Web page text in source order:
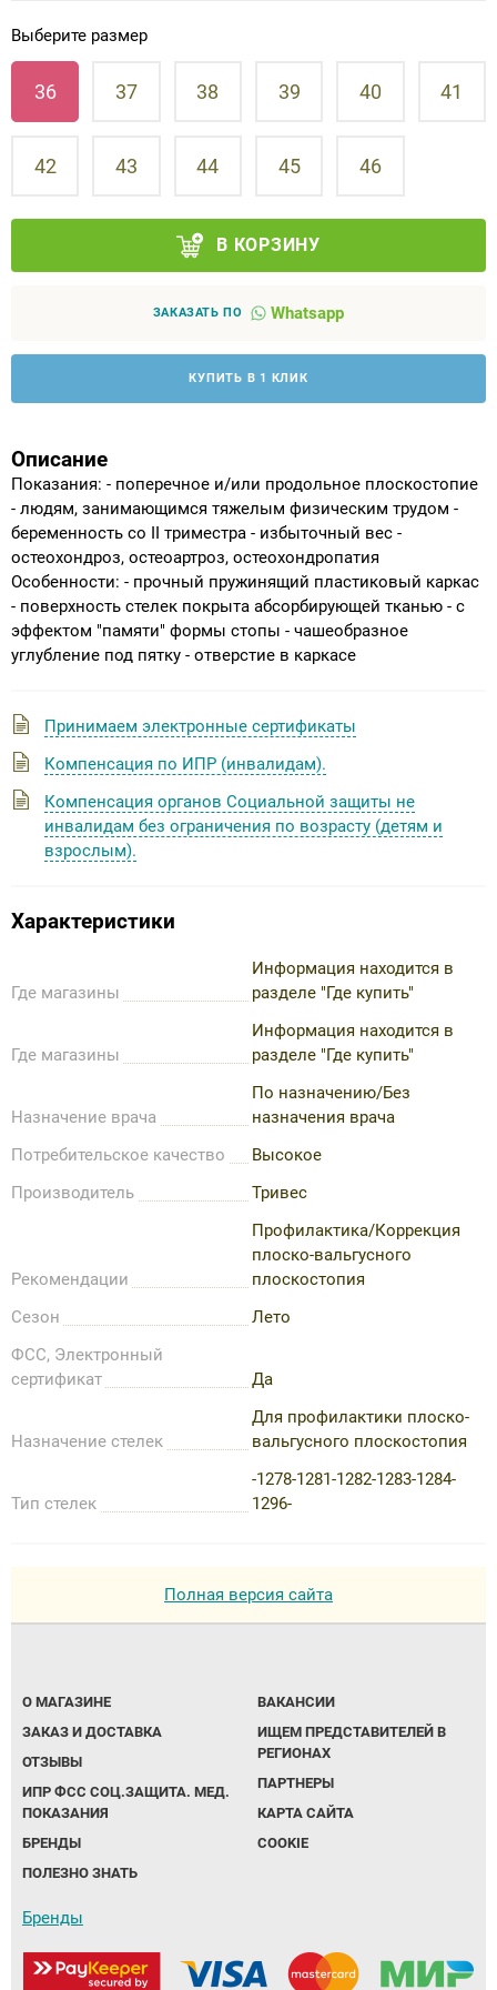
Выберите размер
36 37 38 39 40 41
42 43 44 45 46
В КОРЗИНУ
ЗАКАЗАТЬ ПО Whatsapp
КУПИТЬ В 1 КЛИК
Описание
Показания: - поперечное и/или продольное плоскостопие
- людям, занимающимся тяжелым физическим трудом -
беременность со II триместра - избыточный вес -
остеохондроз, остеоартроз, остеохондропатия
Особенности: - прочный пружинящий пластиковый каркас
- поверхность стелек покрыта абсорбирующей тканью - с
эффектом "памяти" формы стопы - чашеобразное
углубление под пятку - отверстие в каркасе
Принимаем электронные сертификаты
Компенсация по ИПР (инвалидам).
Компенсация органов Социальной защиты не
инвалидам без ограничения по возрасту (детям и
взрослым).
Характеристики
Где магазины
Информация находится в
разделе "Где купить"
Где магазины
Информация находится в
разделе "Где купить"
Назначение врача
По назначению/Без
назначения врача
Потребительское качество
Высокое
Производитель
Тривес
Рекомендации
Профилактика/Коррекция
плоско-вальгусного
плоскостопия
Сезон
Лето
ФСС, Электронный
сертификат
Да
Назначение стелек
Для профилактики плоско-
вальгусного плоскостопия
Тип стелек
-1278-1281-1282-1283-1284-
1296-
Полная версия сайта
О МАГАЗИНЕ
ЗАКАЗ И ДОСТАВКА
ОТЗЫВЫ
ИПР ФСС СОЦ.ЗАЩИТА. МЕД.
ПОКАЗАНИЯ
БРЕНДЫ
ПОЛЕЗНО ЗНАТЬ
ВАКАНСИИ
ИЩЕМ ПРЕДСТАВИТЕЛЕЙ В
РЕГИОНАХ
ПАРТНЕРЫ
КАРТА САЙТА
COOKIE
Бренды
Аппараты на суставы
Санитарные приспособления для
инвалидов
ОПОРЫ, ВЕРТИКАЛИЗАТОРЫ, Оборудование
Одежда ортопедическая (адаптивная) для
Индивидуальное изготовление